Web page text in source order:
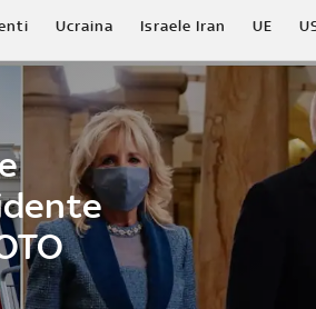
Ucraina Israele Iran UE